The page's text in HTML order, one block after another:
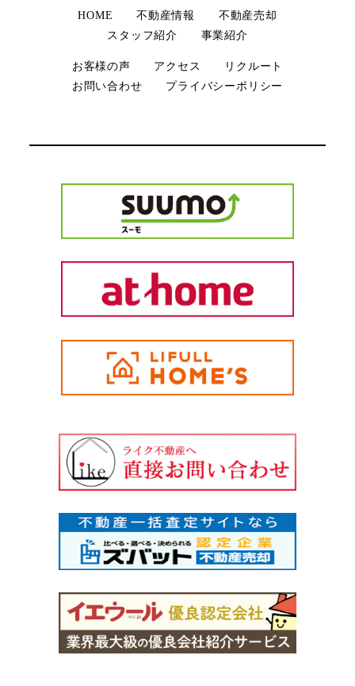
HOME 不動産情報
不動産売却
スタッフ紹介
事業紹介
お客様の声 アクセス
リクルート
お問い合わせ
プライバシーポリシー